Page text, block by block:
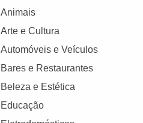
Animais
Arte e Cultura
Automóveis e Veículos
Bares e Restaurantes
Beleza e Estética
Educação